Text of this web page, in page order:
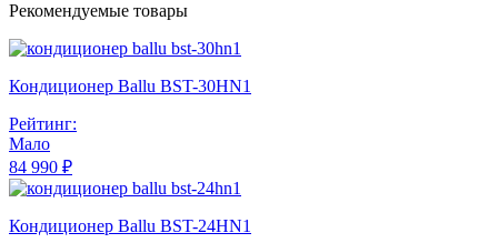
Рекомендуемые товары
Кондиционер Ballu BST-30HN1
Рейтинг:
Мало
84 990 ₽
Кондиционер Ballu BST-24HN1